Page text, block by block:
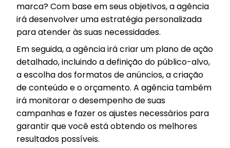
marca? Com base em seus objetivos, a agência
irá desenvolver uma estratégia personalizada
para atender às suas necessidades.
Em seguida, a agência irá criar um plano de ação
detalhado, incluindo a definição do público-alvo,
a escolha dos formatos de anúncios, a criação
de conteúdo e o orçamento. A agência também
irá monitorar o desempenho de suas
campanhas e fazer os ajustes necessários para
garantir que você está obtendo os melhores
resultados possíveis.